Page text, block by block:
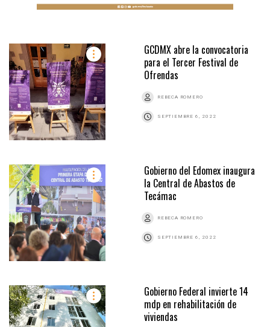
GCDMX abre la convocatoria
para el Tercer Festival de
Ofrendas
REBECA ROMERO
SEPTIEMBRE 6, 2022
Gobierno del Edomex inaugura
la Central de Abastos de
Tecámac
REBECA ROMERO
SEPTIEMBRE 6, 2022
Gobierno Federal invierte 14
mdp en rehabilitación de
viviendas